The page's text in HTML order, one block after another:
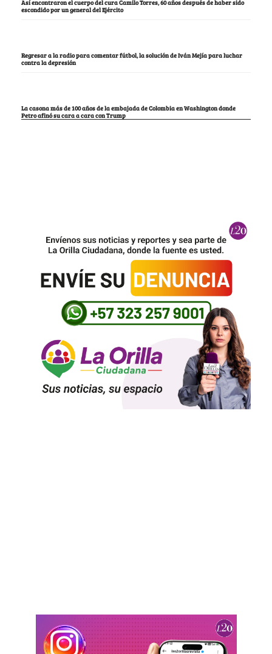
Así encontraron el cuerpo del cura Camilo Torres, 60 años después de haber sido
escondido por un general del Ejército
Regresar a la radio para comentar fútbol, la solución de Iván Mejía para luchar
contra la depresión
La casona más de 100 años de la embajada de Colombia en Washington donde
Petro afinó su cara a cara con Trump